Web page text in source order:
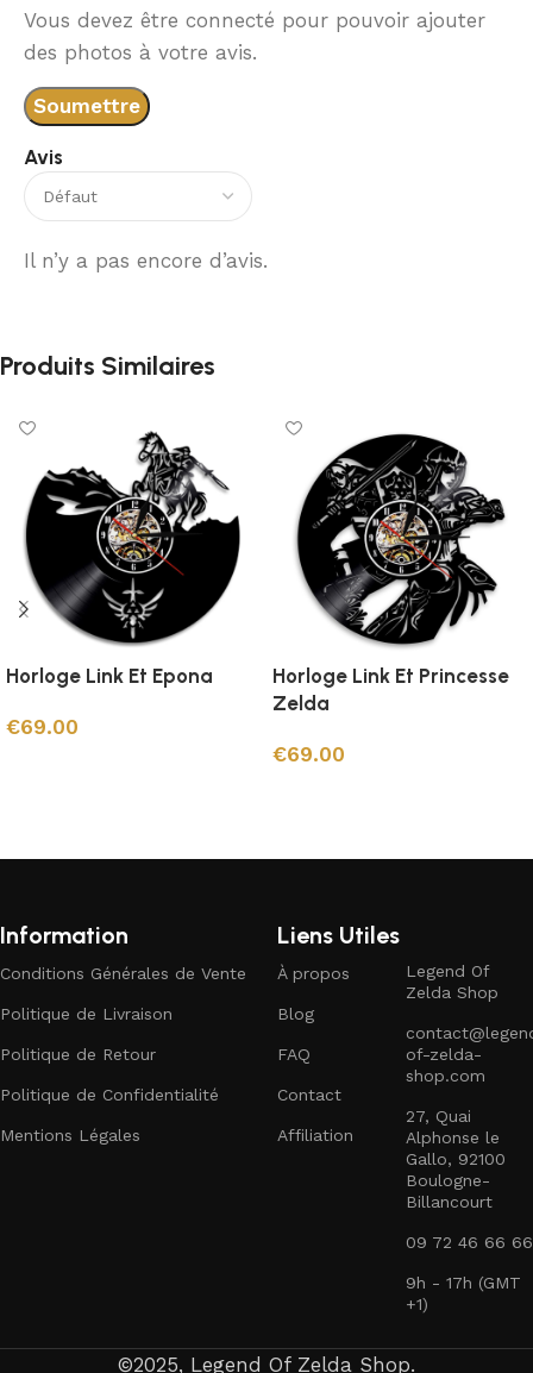
Avis
Il n’y a pas encore d’avis.
Vous devez être connecté pour pouvoir ajouter
des photos à votre avis.
Produits Similaires
Horloge Link Et Epona
€69.00
Horloge Link Et Princesse
Zelda
€69.00
Information
Conditions Générales de Vente
Politique de Livraison
Politique de Retour
Politique de Confidentialité
Mentions Légales
Liens Utiles
À propos
Blog
FAQ
Contact
Affiliation
Legend Of
Zelda Shop
of-zelda-
shop.com
27, Quai
Alphonse le
Gallo, 92100
Boulogne-
Billancourt
09 72 46 66 66
9h - 17h (GMT
+1)
©2025, Legend Of Zelda Shop.